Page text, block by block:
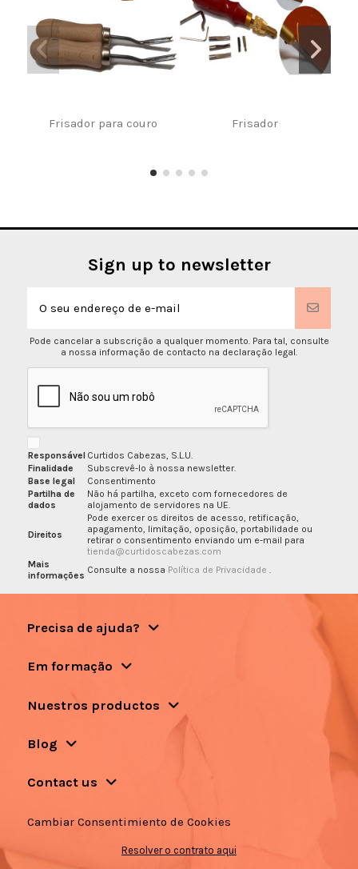
Frisador para couro Frisador
Sign up to newsletter
Pode cancelar a subscrição a qualquer momento. Para tal, consulte
a nossa informação de contacto na declaração legal.
Responsável Curtidos Cabezas, S.L.U.
Finalidade
Subscrevê-lo à nossa newsletter.
Base legal
Consentimento
Partilha de
dados
Não há partilha, exceto com fornecedores de
alojamento de servidores na UE.
Direitos
Pode exercer os direitos de acesso, retificação,
apagamento, limitação, oposição, portabilidade ou
retirar o consentimento enviando um e-mail para
tienda@curtidoscabezas.com
Mais
informações Consulte a nossa Política de Privacidade
Precisa de ajuda?
Em formação
Nuestros productos
Blog
Contact us
Cambiar Consentimiento de Cookies
Resolver o contrato aqui